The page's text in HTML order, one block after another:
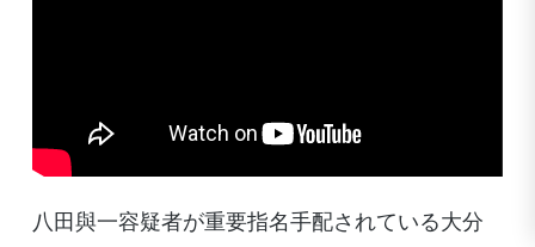
八田與一容疑者が重要指名手配されている大分